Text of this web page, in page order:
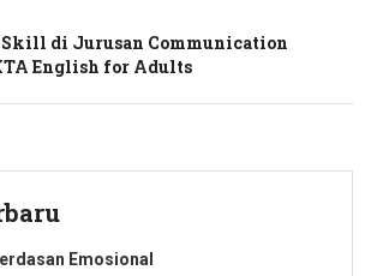
Skill di Jurusan Communication
English for Adults
Emosional